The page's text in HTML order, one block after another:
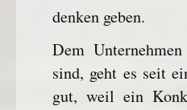
denken geben.
Dem
sind, geht es seit
gut, weil ein